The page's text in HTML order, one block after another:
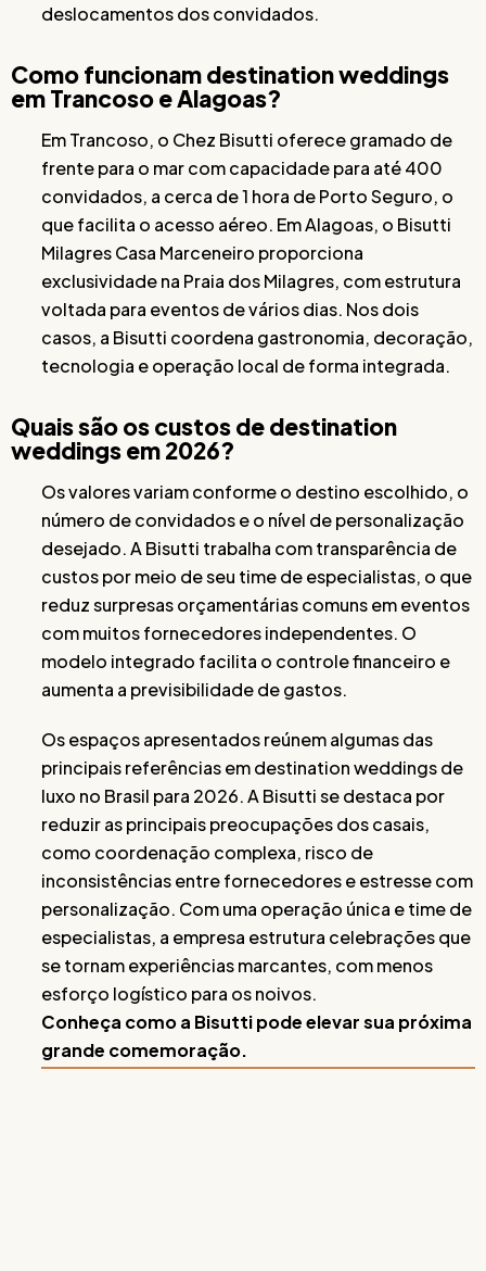
deslocamentos dos convidados.
Como funcionam destination weddings
em Trancoso e Alagoas?
Em Trancoso, o Chez Bisutti oferece gramado de
frente para o mar com capacidade para até 400
convidados, a cerca de 1 hora de Porto Seguro, o
que facilita o acesso aéreo. Em Alagoas, o Bisutti
Milagres Casa Marceneiro proporciona
exclusividade na Praia dos Milagres, com estrutura
voltada para eventos de vários dias. Nos dois
casos, a Bisutti coordena gastronomia, decoração,
tecnologia e operação local de forma integrada.
Quais são os custos de destination
weddings em 2026?
Os valores variam conforme o destino escolhido, o
número de convidados e o nível de personalização
desejado. A Bisutti trabalha com transparência de
custos por meio de seu time de especialistas, o que
reduz surpresas orçamentárias comuns em eventos
com muitos fornecedores independentes. O
modelo integrado facilita o controle financeiro e
aumenta a previsibilidade de gastos.
Os espaços apresentados reúnem algumas das
principais referências em destination weddings de
luxo no Brasil para 2026. A Bisutti se destaca por
reduzir as principais preocupações dos casais,
como coordenação complexa, risco de
inconsistências entre fornecedores e estresse com
personalização. Com uma operação única e time de
especialistas, a empresa estrutura celebrações que
se tornam experiências marcantes, com menos
esforço logístico para os noivos.
Conheça como a Bisutti pode elevar sua próxima
grande comemoração.